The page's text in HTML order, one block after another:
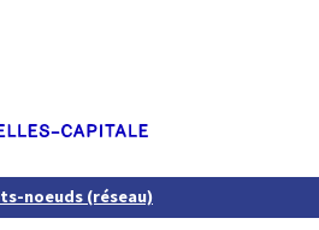
noeuds (réseau)